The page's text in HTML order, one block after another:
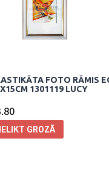
FOTO RĀMIS
1301119 LUCY
IELIKT GROZĀ